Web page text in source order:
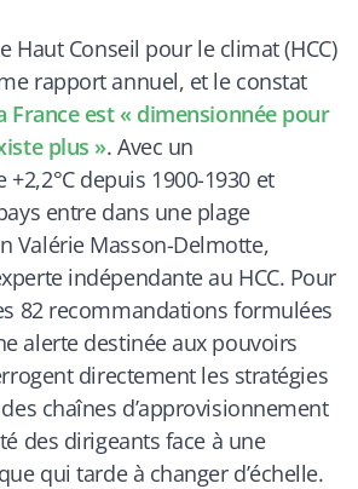
Haut Conseil pour le climat (HCC)
rapport annuel, et le constat
France est « dimensionnée pour
plus ». Avec un
depuis 1900-1930 et
entre dans une plage
Valérie Masson-Delmotte,
indépendante au HCC. Pour
82 recommandations formulées
alerte destinée aux pouvoirs
directement les stratégies
chaînes d’approvisionnement
des dirigeants face à une
qui tarde à changer d’échelle.